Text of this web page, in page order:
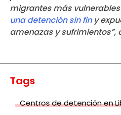
migrantes más vulnerables
una detención sin finy
amenazas y sufrimientos”,
Tags
Centros de detención en